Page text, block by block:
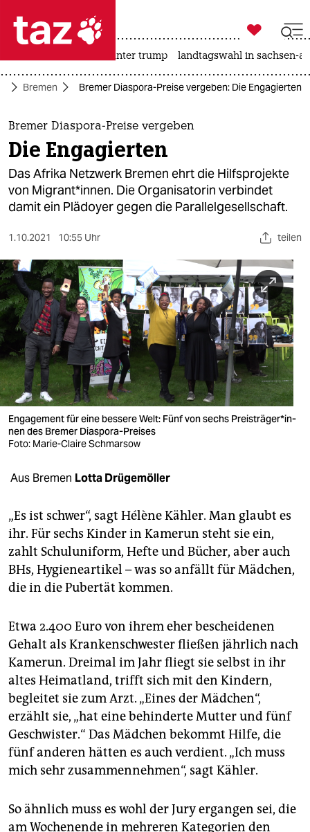
 taz zahl ich
taz zahl ich
themen
politik
öko
sport
berlin
nord
wahrheit
verlag
verlag
shop
fragen & hilfe
unterstützen
abo
genossenschaft
epaper login

taz zahl ich
usa unter trump landtagswahl in sachsen-
Bremen Bremer Diaspora-Preise vergeben: Die Engagierten
Bremer Diaspora-Preise vergeben
Die Engagierten
Das Afrika Netzwerk Bremen ehrt die Hilfsprojekte
von Mi­gran­t*in­nen. Die Organisatorin verbindet
damit ein Plädoyer gegen die Parallelgesellschaft.
1.10.2021 10:55 Uhr teilen
Engagement für eine bessere Welt: Fünf von sechs Preis­trä­ge­r*in­
nen des Bremer Diaspora-Preises
Foto: Marie-Claire Schmarsow
Aus Bremen Lotta Drügemöller
„Es ist schwer“, sagt Hélène Kähler. Man glaubt es
ihr. Für sechs Kinder in Kamerun steht sie ein,
zahlt Schuluniform, Hefte und Bücher, aber auch
BHs, Hygieneartikel – was so anfällt für Mädchen,
die in die Pubertät kommen.
Etwa 2.400 Euro von ihrem eher bescheidenen
Gehalt als Krankenschwester fließen jährlich nach
Kamerun. Dreimal im Jahr fliegt sie selbst in ihr
altes Heimatland, trifft sich mit den Kindern,
begleitet sie zum Arzt. „Eines der Mädchen“,
erzählt sie, „hat eine behinderte Mutter und fünf
Geschwister.“ Das Mädchen bekommt Hilfe, die
fünf anderen hätten es auch verdient. „Ich muss
mich sehr zusammennehmen“, sagt Kähler.
So ähnlich muss es wohl der Jury ergangen sei, die
am Wochenende in mehreren Kategorien den